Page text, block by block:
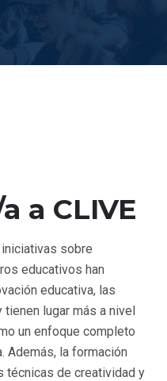
a CLIVE
iniciativas sobre
educativos han
educativa, las
lugar más a nivel
un enfoque completo
Además, la formación
técnicas de creatividad y